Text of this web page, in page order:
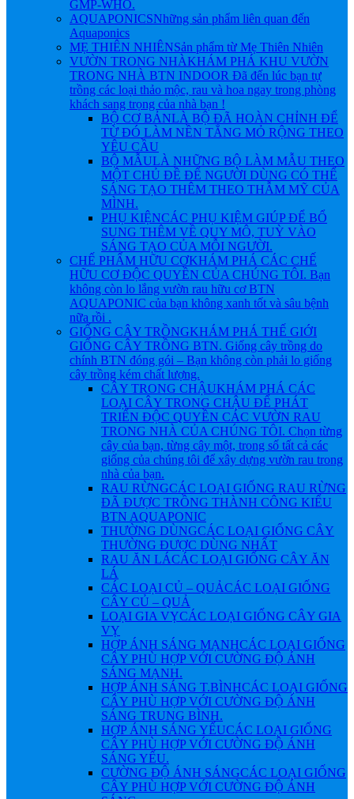
GMP-WHO.
AQUAPONICSNhững sản phẩm liên quan đến
Aquaponics
MẸ THIÊN NHIÊNSản phẩm từ Mẹ Thiên Nhiên
VƯỜN TRONG NHÀKHÁM PHÁ KHU VƯỜN
TRONG NHÀ BTN INDOOR Đã đến lúc bạn tự
trồng các loại thảo mộc, rau và hoa ngay trong phòng
khách sang trọng của nhà bạn !
BỘ CƠ BẢNLÀ BỘ ĐÃ HOÀN CHỈNH ĐỂ
TỪ ĐÓ LÀM NỀN TẲNG MỎ RỘNG THEO
YÊU CẦU
BỘ MẪULÀ NHỮNG BỘ LÀM MẪU THEO
MỘT CHỦ ĐỀ ĐỂ NGƯỜI DÙNG CÓ THỂ
SÁNG TẠO THÊM THEO THẪM MỸ CỦA
MÌNH.
PHỤ KIỆNCÁC PHỤ KIỆM GIÚP ĐỂ BỔ
SUNG THÊM VỀ QUY MÔ, TUỲ VÀO
SÁNG TẠO CỦA MỖI NGƯỜI.
CHẾ PHẨM HỮU CƠKHÁM PHÁ CÁC CHẾ
HỮU CƠ ĐỘC QUYỀN CỦA CHÚNG TÔI. Bạn
không còn lo lắng vườn rau hữu cơ BTN
AQUAPONIC của bạn không xanh tốt và sâu bệnh
nữa rồi .
GIỐNG CÂY TRỒNGKHÁM PHÁ THẾ GIỚI
GIỐNG CÂY TRỒNG BTN. Giống cây trồng do
chính BTN đóng gói – Bạn không còn phải lo giống
cây trồng kém chất lượng.
CÂY TRONG CHẬUKHÁM PHÁ CÁC
LOẠI CÂY TRONG CHẬU ĐỂ PHÁT
TRIỂN ĐỘC QUYỀN CÁC VƯỜN RAU
TRONG NHÀ CỦA CHÚNG TÔI. Chọn từng
cây của bạn, từng cây một, trong số tất cả các
giống của chúng tôi để xây dựng vườn rau trong
nhà của bạn.
RAU RỪNGCÁC LOẠI GIỐNG RAU RỪNG
ĐÃ ĐƯỢC TRỒNG THÀNH CÔNG KIỂU
BTN AQUAPONIC
THƯỜNG DÙNGCÁC LOẠI GIỐNG CÂY
THƯỜNG ĐƯỢC DÙNG NHẤT
RAU ĂN LÁCÁC LOẠI GIỐNG CÂY ĂN
LÁ
CÁC LOẠI CỦ – QUẢCÁC LOẠI GIỐNG
CÂY CỦ – QUẢ
LOẠI GIA VỴCÁC LOẠI GIỐNG CÂY GIA
VỴ
HỢP ÁNH SÁNG MẠNHCÁC LOẠI GIỐNG
CÂY PHÙ HỢP VỚI CƯỜNG ĐỘ ÁNH
SÁNG MẠNH.
HỢP ÁNH SÁNG T.BÌNHCÁC LOẠI GIỐNG
CÂY PHÙ HỢP VỚI CƯỜNG ĐỘ ÁNH
SÁNG TRUNG BÌNH.
HỢP ÁNH SÁNG YẾUCÁC LOẠI GIỐNG
CÂY PHÙ HỢP VỚI CƯỜNG ĐỘ ÁNH
SÁNG YẾU.
CƯỜNG ĐỘ ÁNH SÁNGCÁC LOẠI GIỐNG
CÂY PHÙ HỢP VỚI CƯỜNG ĐỘ ÁNH